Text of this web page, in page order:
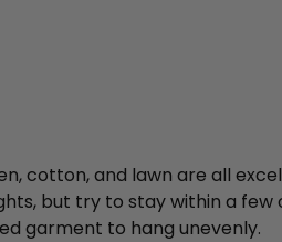
cotton, and lawn are all
but try to stay within a few
garment to hang unevenly.